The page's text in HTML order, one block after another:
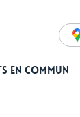
en commun